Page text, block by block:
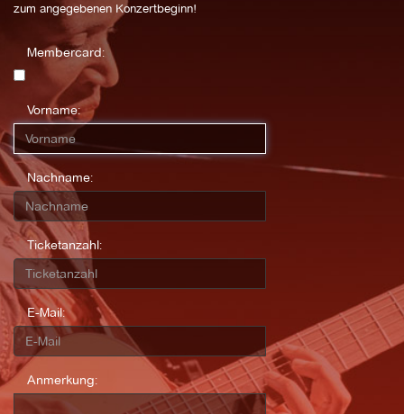
zum angegebenen Konzertbeginn!
Membercard:
Vorname:
Nachname:
Ticketanzahl:
E-Mail:
Anmerkung: